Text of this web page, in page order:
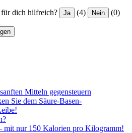
dich hilfreich? Ja (4) Nein (0)
Mitteln gegensteuern
Sie dem Säure-Basen-
mit nur 150 Kalorien pro Kilogramm!